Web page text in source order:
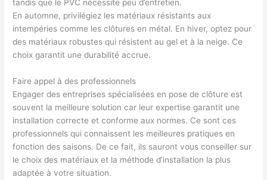
tandis que le PVC nécessite peu d’entretien.
En automne, privilégiez les matériaux résistants aux
intempéries comme les clôtures en métal. En hiver, optez pour
des matériaux robustes qui résistent au gel et à la neige. Ce
choix garantit une durabilité accrue.
Faire appel à des professionnels
Engager des entreprises spécialisées en pose de clôture est
souvent la meilleure solution car leur expertise garantit une
installation correcte et conforme aux normes. Ce sont ces
professionnels qui connaissent les meilleures pratiques en
fonction des saisons. De ce fait, ils sauront vous conseiller sur
le choix des matériaux et la méthode d’installation la plus
adaptée à votre situation.